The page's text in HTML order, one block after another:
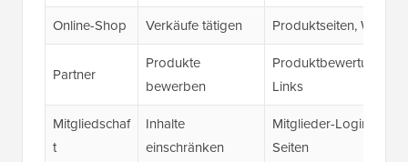
Online-Shop Verkäufe tätigen Produktseiten,
Partner
Produkte
bewerben
Produktbewertungen,
Links
Mitgliedschaf
t
Inhalte
einschränken
Mitglieder-Login,
Seiten